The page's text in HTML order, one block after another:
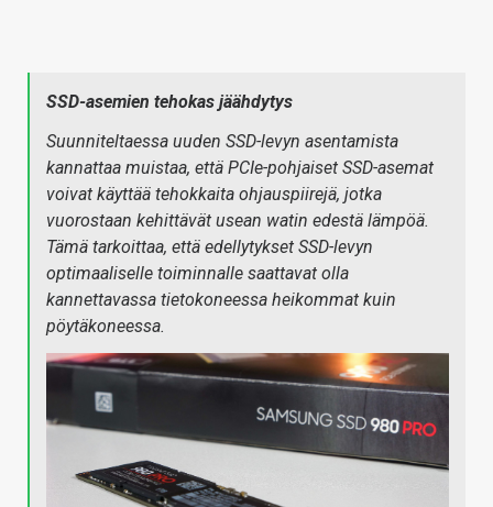
SSD-asemien tehokas jäähdytys
Suunniteltaessa uuden SSD-levyn asentamista
kannattaa muistaa, että PCIe-pohjaiset SSD-asemat
voivat käyttää tehokkaita ohjauspiirejä, jotka
vuorostaan kehittävät usean watin edestä lämpöä.
Tämä tarkoittaa, että edellytykset SSD-levyn
optimaaliselle toiminnalle saattavat olla
kannettavassa tietokoneessa heikommat kuin
pöytäkoneessa.